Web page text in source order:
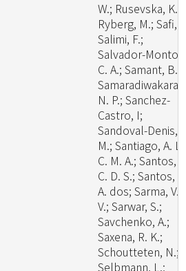
W.; Rusevska, K.;
Ryberg, M.; Safi,
Salimi, F.;
Salvador-
C. A.; Samant, B.;
Samaradiwakara,
N. P.; Sanchez-
Castro, I;
Sandoval-Denis,
M.; Santiago, A. L.
C. M. A.; Santos,
C. D. S.; Santos,
A. dos; Sarma, V.
V.; Sarwar, S.;
Savchenko, A.;
Saxena, R. K.;
Schoutteten, N.;
Selbmann, L.;